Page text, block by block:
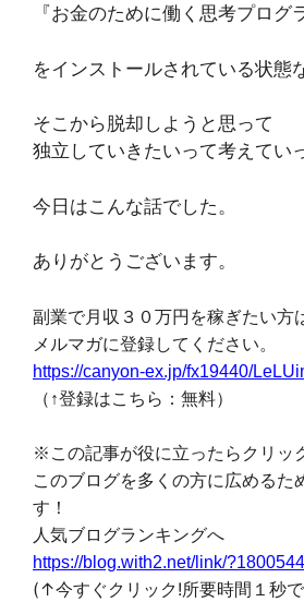
『お金のために働く思考プログ
をインストールされている状態
そこから脱却しようと思って
独立していきたいって考えてい
今日はこんな話でした。
ありがとうございます。
副業で月収３０万円を稼ぎたい方
メルマガに登録してください。
https://canyon-ex.jp/fx19440/
（↑登録はこちら：無料）
※この記事が役に立ったらクリッ
このブログを多くの方に広めるた
す！
人気ブログランキングへ
https://blog.with2.net/link/?1800544
(↑今すぐクリック!所要時間１秒